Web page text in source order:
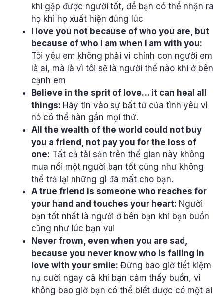
khi gặp được người tốt, để bạn có thể nhận ra
họ khi họ xuất hiện đúng lúc
I love you not because of who you are, but
because of who I am when I am with you:
Tôi yêu em không phải vì chính con người em
là ai, mà là vì tôi sẽ là người thế nào khi ở bên
cạnh em
Believe in the sprit of love… it can heal all
things: Hãy tin vào sự bất tử của tình yêu vì
nó có thể hàn gắn mọi thứ.
All the wealth of the world could not buy
you a friend, not pay you for the loss of
one: Tất cả tài sản trên thế gian này không
mua nổi một người bạn tốt cũng như không
thể trả lại những gì đã mất cho bạn.
A true friend is someone who reaches for
your hand and touches your heart: Người
bạn tốt nhất là người ở bên bạn khi bạn buồn
cũng như lúc bạn vui
Never frown, even when you are sad,
because you never know who is falling in
love with your smile: Đừng bao giờ tiết kiệm
nụ cười ngay cả khi bạn cảm thấy buồn, vì
không bao giờ bạn có thể biết được có một ai